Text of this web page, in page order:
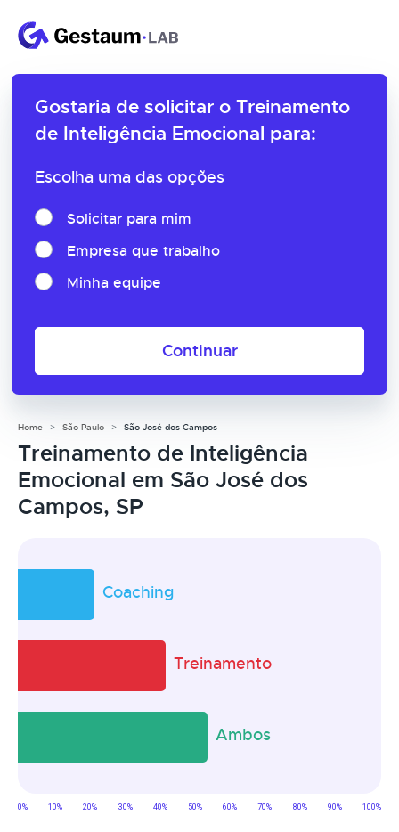
Gostaria de solicitar o Treinamento
de Inteligência Emocional para:
Escolha uma das opções
Solicitar para mim
Empresa que trabalho
Minha equipe
Continuar
Home São Paulo São José dos Campos
Treinamento de Inteligência
Emocional em São José dos
Campos, SP